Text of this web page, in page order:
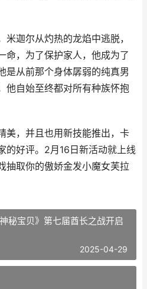
迦尔从灼热的龙焰中逃脱，
命，为了保护家人，他成为了
是从前那个身体孱弱的纯真男
他自始至终都对所有种族怀抱
美，并且也用新技能推出，卡
的好评。2月16日新活动就上线
抽取你的傲娇金发小魔女芙拉
秘宝贝》第七届酋长之战开启
2025-04-29